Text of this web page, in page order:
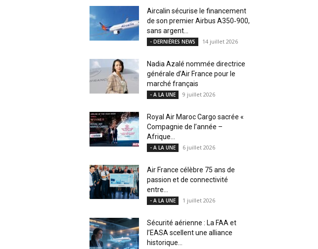
Aircalin sécurise le financement
de son premier Airbus A350‑900,
sans argent...
- DERNIÈRES NEWS 14 juillet 2026
Nadia Azalé nommée directrice
générale d’Air France pour le
marché français
- A LA UNE 9 juillet 2026
Royal Air Maroc Cargo sacrée «
Compagnie de l’année –
Afrique...
- A LA UNE 6 juillet 2026
Air France célèbre 75 ans de
passion et de connectivité
entre...
- A LA UNE 1 juillet 2026
Sécurité aérienne : La FAA et
l’EASA scellent une alliance
historique...